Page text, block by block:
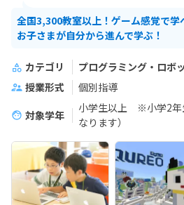
全国3,300教室以上！ゲーム感覚で学
お子さまが自分から進んで学ぶ！
カテゴリ プログラミング・ロボ
授業形式
個別指導
対象学年
小学生以上 ※小学2年
なります）